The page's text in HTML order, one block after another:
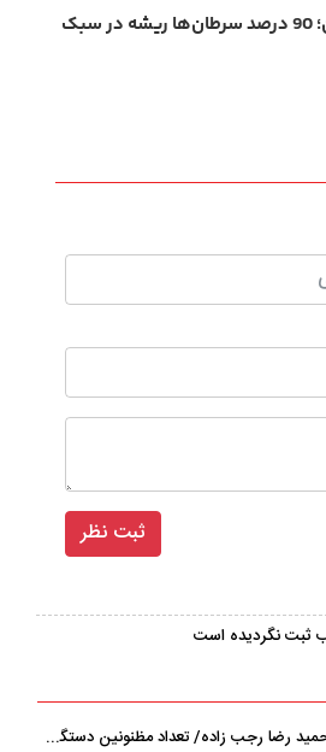
افسانه‌ ارثی بودن سرطان؛ 90 درصد سرطان‌ها ریشه در سبک
ثبت نگردیده است
بازداشت مظنون اصلی قتل حمید رضا رجب‌ زاده/ تعداد مظنونین دستگیر شده به ۵ نفر رسید